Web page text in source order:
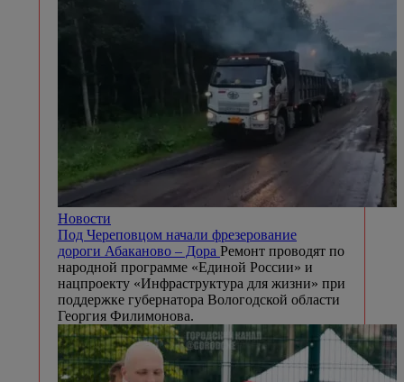
Новости
Под Череповцом начали фрезерование
дороги Абаканово – Дора Ремонт проводят по
народной программе «Единой России» и
нацпроекту «Инфраструктура для жизни» при
поддержке губернатора Вологодской области
Георгия Филимонова.